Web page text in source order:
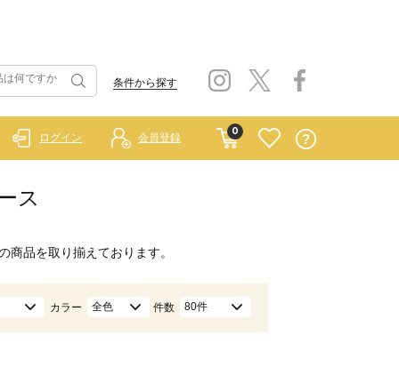
条件から探す
0
ログイン 会員登録
ス
商品を取り揃えております。
カラー 全色 件数 80件